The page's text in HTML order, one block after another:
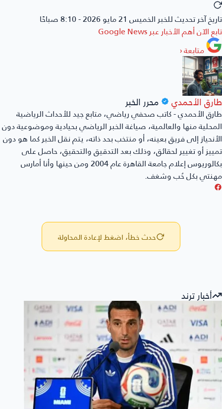
تاريخ آخر تحديث للخبرالخميس 21 مايو 2026 - 8:10 صباحًا
تابع الآن أهم الأخبار عبرGoogle News
متابعة‹
طارق الأحمدي محرر الخبر
طارق الأحمدي - كاتب صحفي رياضي، متابع جيد للأحداث الرياضية
المحلية منها والعالمية، صياغة الخبر الرياضي بحيادية وموضوعية دون
الأنحياز إلى فريق بعينه، أو منتخب بحد ذاته، يتم نقل الخبر كما هو دون
تمييز أو تغيير لحقائق، وذلك بعد التدقيق والتحقيق، حاصل على
بكالوريوس إعلام جامعة القاهرة عام 2004 ومن حينها وأنا أمارس
مهنتي بكل حُب وشغف.
حدث خطأ، اضغط لإعادة المحاولة
أخبار ترند